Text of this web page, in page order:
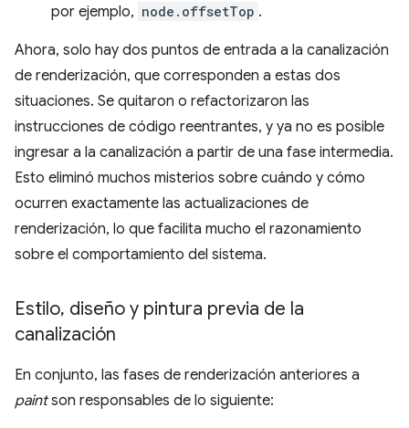
por ejemplo, node.offsetTop .
Ahora, solo hay dos puntos de entrada a la canalización
de renderización, que corresponden a estas dos
situaciones. Se quitaron o refactorizaron las
instrucciones de código reentrantes, y ya no es posible
ingresar a la canalización a partir de una fase intermedia.
Esto eliminó muchos misterios sobre cuándo y cómo
ocurren exactamente las actualizaciones de
renderización, lo que facilita mucho el razonamiento
sobre el comportamiento del sistema.
Estilo, diseño y pintura previa de la
canalización
En conjunto, las fases de renderización anteriores a
paintson responsables de lo siguiente: